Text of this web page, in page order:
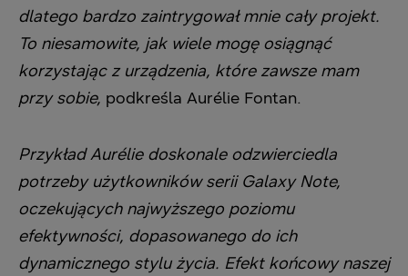
dlatego bardzo zaintrygował mnie cały projekt.
To niesamowite, jak wiele mogę osiągnąć
korzystając z urządzenia, które zawsze mam
przy sobie, podkreśla Aurélie Fontan.
Przykład Aurélie doskonale odzwierciedla
potrzeby użytkowników serii Galaxy Note,
oczekujących najwyższego poziomu
efektywności, dopasowanego do ich
dynamicznego stylu życia. Efekt końcowy naszej